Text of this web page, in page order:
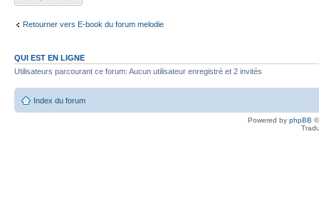
Retourner vers E-book du forum melodie
QUI EST EN LIGNE
Utilisateurs parcourant ce forum: Aucun utilisateur enregistré et 2 invités
Index du forum
Powered by phpBB